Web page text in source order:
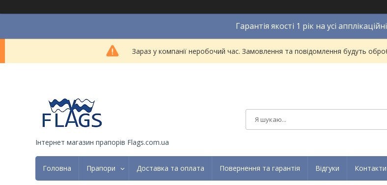
Гарантія якості 1 рік на усі
Зараз у компанії неробочий час. Замовлення та повідомлення будуть
Інтернет магазин прапорів Flags.com.ua
Головна Прапори Доставка та оплата Повернення та гарантія Відгуки Контакти